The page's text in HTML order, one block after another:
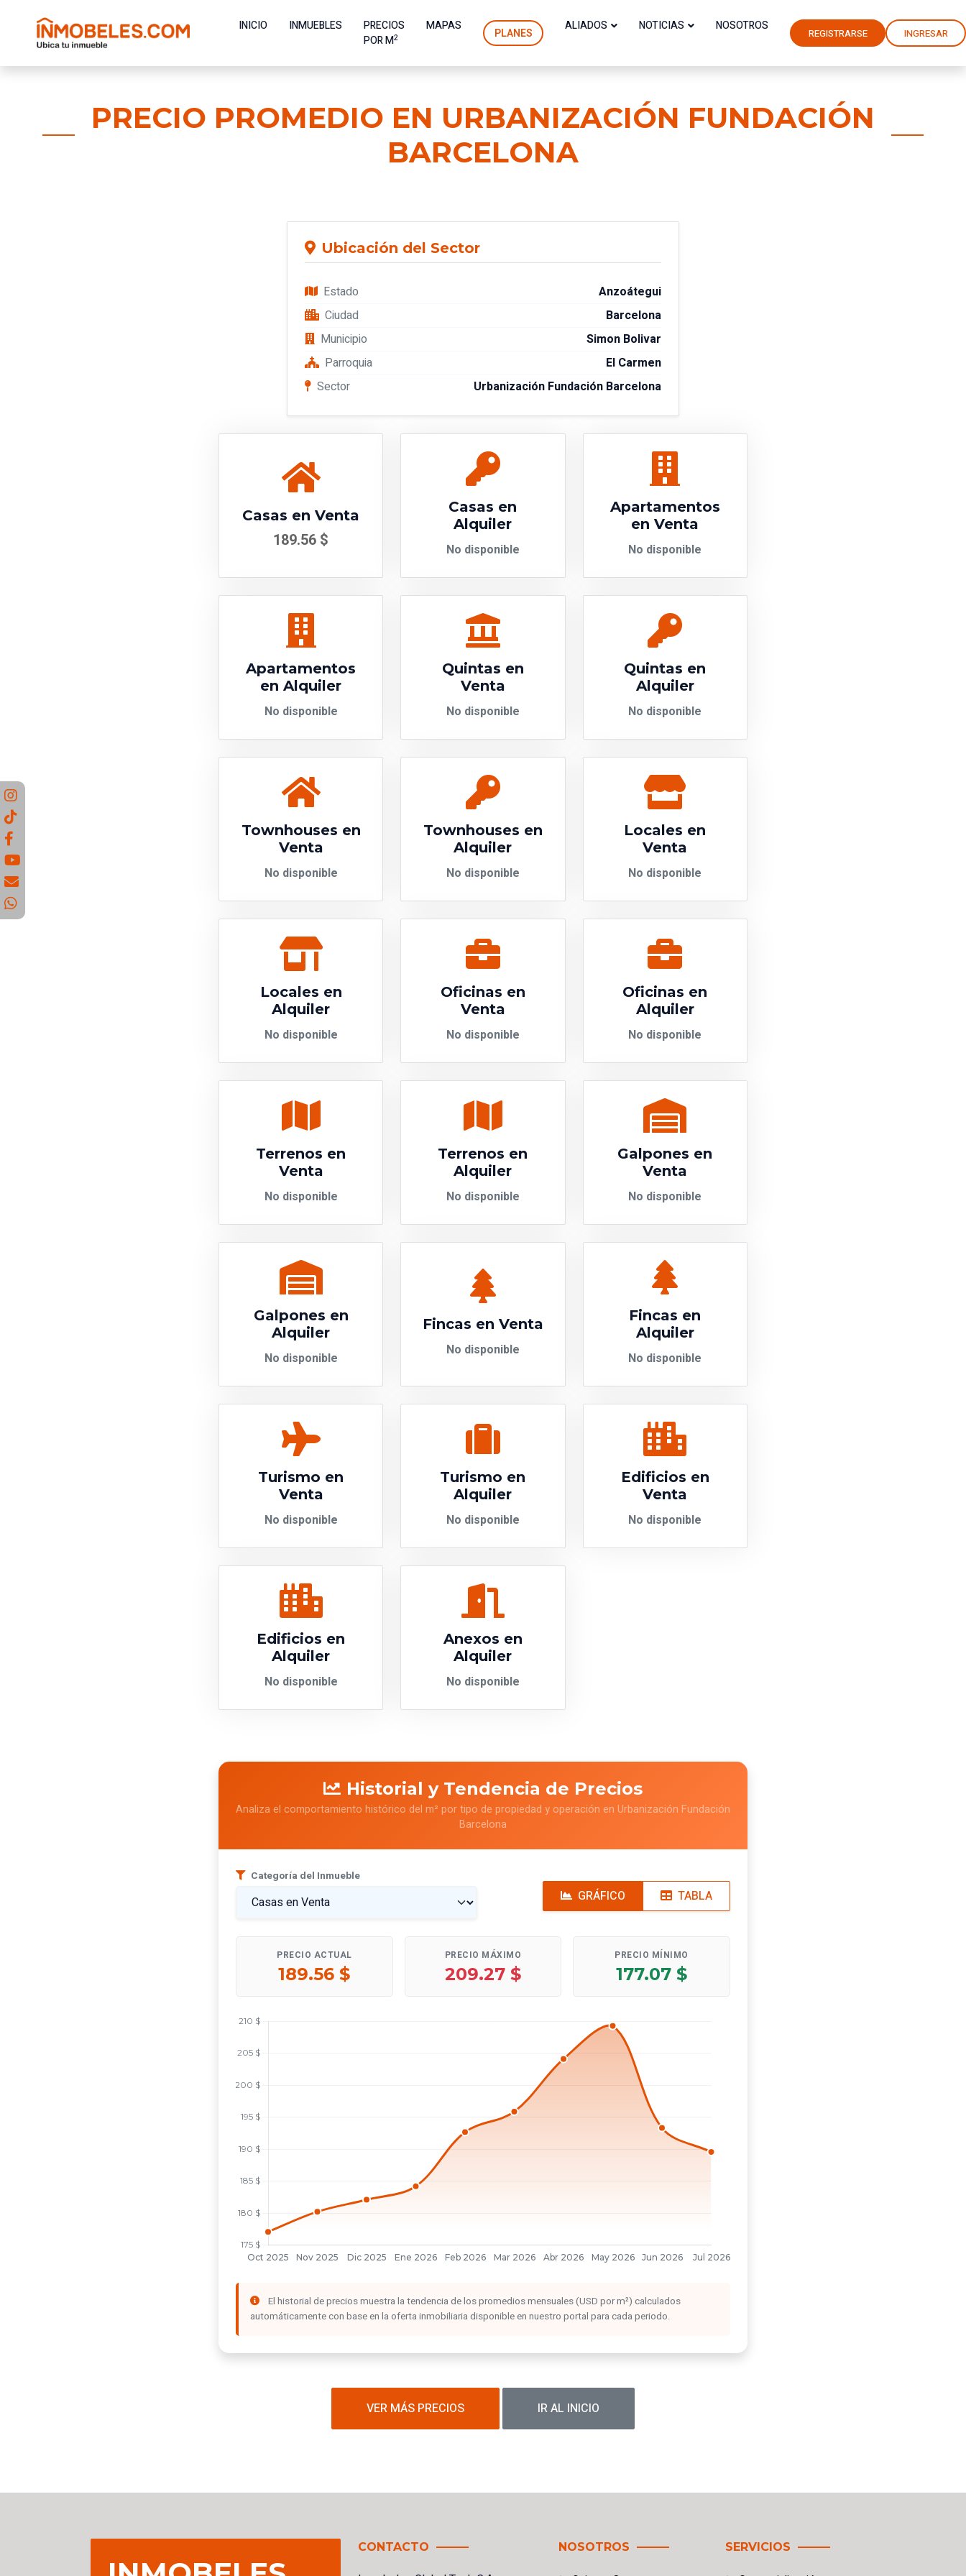
INICIO INMUEBLES
PRECIOS
POR M2
MAPAS PLANES ALIADOS NOTICIAS NOSOTROS REGISTRARSE INGRESAR
PRECIO PROMEDIO EN URBANIZACIÓN FUNDACIÓN
BARCELONA
Ubicación del Sector
Estado
Anzoátegui
Ciudad
Barcelona
Municipio
Simon Bolivar
Parroquia
El Carmen
Sector
Urbanización Fundación Barcelona
Casas en Venta
189.56 $
Casas en
Alquiler
No disponible
Apartamentos
en Venta
No disponible
Apartamentos
en Alquiler
No disponible
Quintas en
Venta
No disponible
Quintas en
Alquiler
No disponible
Townhouses en
Venta
No disponible
Townhouses en
Alquiler
No disponible
Locales en
Venta
No disponible
Locales en
Alquiler
No disponible
Oficinas en
Venta
No disponible
Oficinas en
Alquiler
No disponible
Terrenos en
Venta
No disponible
Terrenos en
Alquiler
No disponible
Galpones en
Venta
No disponible
Galpones en
Alquiler
No disponible
Fincas en Venta
No disponible
Fincas en
Alquiler
No disponible
Turismo en
Venta
No disponible
Turismo en
Alquiler
No disponible
Edificios en
Venta
No disponible
Edificios en
Alquiler
No disponible
Anexos en
Alquiler
No disponible
Historial y Tendencia de Precios
Analiza el comportamiento histórico del m² por tipo de propiedad y operación en Urbanización Fundación
Barcelona
Categoría del Inmueble
GRÁFICO TABLA
PRECIO ACTUAL
189.56 $
PRECIO MÁXIMO
209.27 $
PRECIO MÍNIMO
177.07 $
El historial de precios muestra la tendencia de los promedios mensuales (USD por m²) calculados
automáticamente con base en la oferta inmobiliaria disponible en nuestro portal para cada periodo.
VER MÁS PRECIOS IR AL INICIO
CONTACTO NOSOTROS SERVICIOS